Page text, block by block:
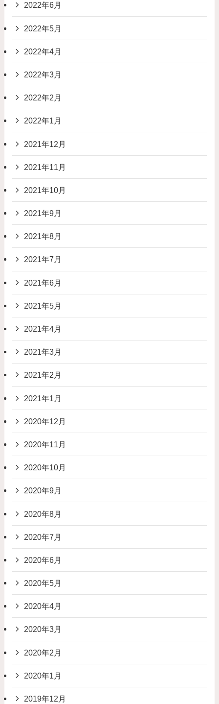
2022年6月
2022年5月
2022年4月
2022年3月
2022年2月
2022年1月
2021年12月
2021年11月
2021年10月
2021年9月
2021年8月
2021年7月
2021年6月
2021年5月
2021年4月
2021年3月
2021年2月
2021年1月
2020年12月
2020年11月
2020年10月
2020年9月
2020年8月
2020年7月
2020年6月
2020年5月
2020年4月
2020年3月
2020年2月
2020年1月
2019年12月